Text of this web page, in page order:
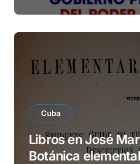
Cuba
Libros en José
Botánica elemental